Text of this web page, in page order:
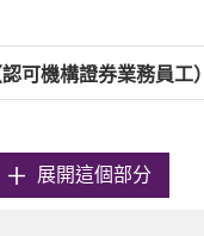
可機構證券業務員工）
展開這個部分